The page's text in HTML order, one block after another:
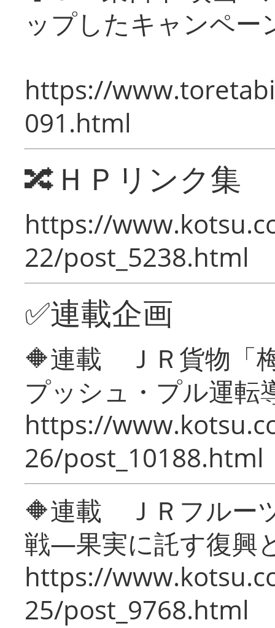
ップしたキャンペー
https://
091.html
🔀ＨＰリンク集
https://
22/post_5238.html
✅連載企画
🔶連載 ＪＲ貨物「
プッシュ・プル運転
https://
26/post_10188.html
🔶連載 ＪＲフルー
戦―果実に託す復興
https://
25/post_9768.html